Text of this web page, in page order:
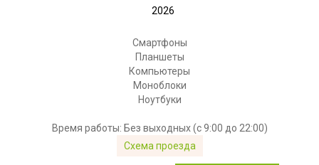
2026
Смартфоны
Планшеты
Компьютеры
Моноблоки
Ноутбуки
Время работы: Без выходных (с 9:00 до 22:00)
Схема проезда